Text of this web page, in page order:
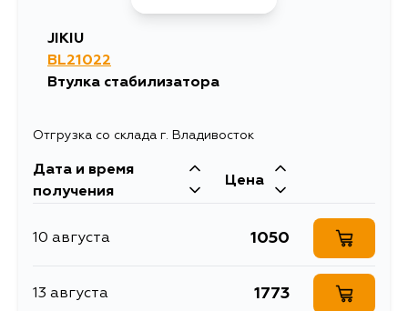
JIKIU
BL21022
Втулка стабилизатора
Отгрузка со склада г. Владивосток
Дата и время
получения
Цена
10 августа 1050
13 августа 1773